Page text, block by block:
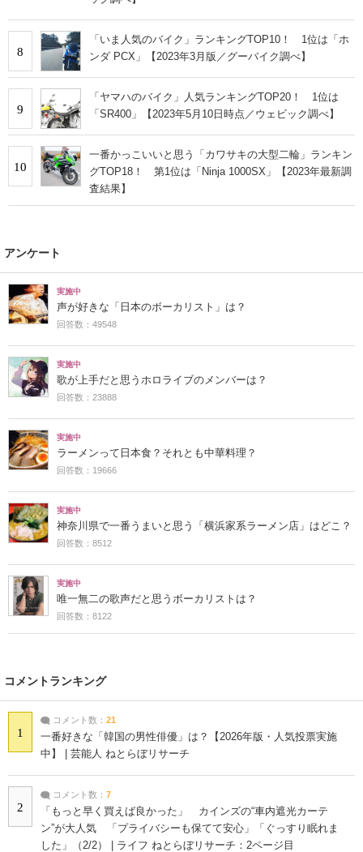
8
「いま人気のバイク」ランキングTOP10！ 1位は「ホ
ンダ PCX」【2023年3月版／グーバイク調べ】
9
「ヤマハのバイク」人気ランキングTOP20！ 1位は
「SR400」【2023年5月10日時点／ウェビック調べ】
10
一番かっこいいと思う「カワサキの大型二輪」ランキン
グTOP18！ 第1位は「Ninja 1000SX」【2023年最新調
査結果】
アンケート
実施中
声が好きな「日本のボーカリスト」は？
回答数：49548
実施中
歌が上手だと思うホロライブのメンバーは？
回答数：23888
実施中
ラーメンって日本食？それとも中華料理？
回答数：19666
実施中
神奈川県で一番うまいと思う「横浜家系ラーメン店」はどこ？
回答数：8512
実施中
唯一無二の歌声だと思うボーカリストは？
回答数：8122
コメントランキング
1
コメント数： 21
一番好きな「韓国の男性俳優」は？【2026年版・人気投票実施
中】 | 芸能人 ねとらぼリサーチ
2
コメント数： 7
「もっと早く買えば良かった」 カインズの“車内遮光カーテ
ン”が大人気 「プライバシーも保てて安心」「ぐっすり眠れま
した」（2/2） | ライフ ねとらぼリサーチ：2ページ目